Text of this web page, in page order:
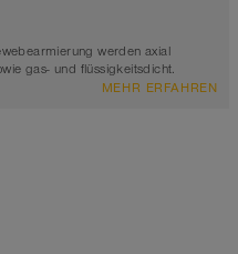
werden axial
gas- und flüssigkeitsdicht.
MEHR ERFAHREN